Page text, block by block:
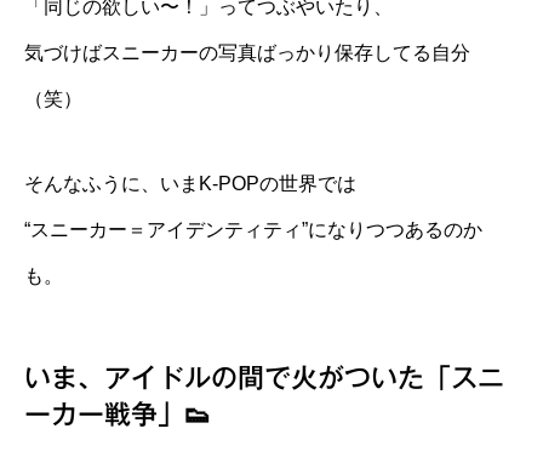
「同じの欲しい〜！」ってつぶやいたり、
気づけばスニーカーの写真ばっかり保存してる自分
（笑）
そんなふうに、いまK-POPの世界では
“スニーカー＝アイデンティティ”になりつつあるのか
も。
いま、アイドルの間で火がついた「スニ
ーカー戦争」👟